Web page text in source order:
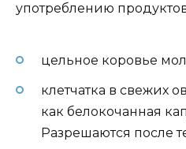
употреблению
цельное коровье
клетчатка в свежих
как белокочанная
Разрешаются после